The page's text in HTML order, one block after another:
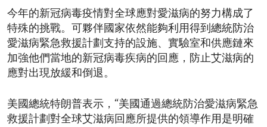
今年的新冠病毒疫情對全球應對愛滋病的努力構成了
特殊的挑戰。可夥伴國家依然能夠利用得到總統防治
愛滋病緊急救援計劃支持的設施、實驗室和供應鏈來
加強他們當地的新冠病毒疾病的回應，防止艾滋病的
應對出現放緩和倒退。
美國總統特朗普表示，“美國通過總統防治愛滋病緊急
救援計劃對全球艾滋病回應所提供的領導作用是明確